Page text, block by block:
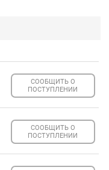
СООБЩИТЬ О
ПОСТУПЛЕНИИ
СООБЩИТЬ О
ПОСТУПЛЕНИИ